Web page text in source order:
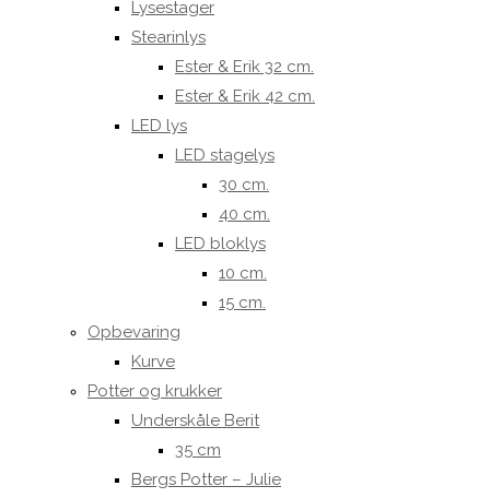
Lysestager
Stearinlys
Ester & Erik 32 cm.
Ester & Erik 42 cm.
LED lys
LED stagelys
30 cm.
40 cm.
LED bloklys
10 cm.
15 cm.
Opbevaring
Kurve
Potter og krukker
Underskåle Berit
35 cm
Bergs Potter – Julie